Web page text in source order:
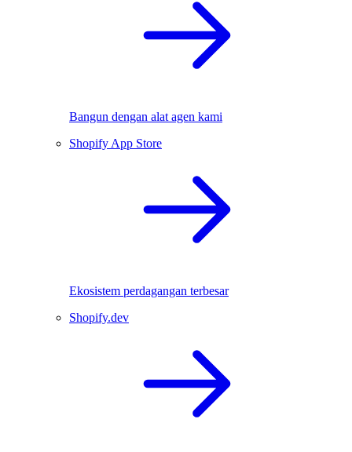
Bangun dengan alat agen kami
Shopify App Store
Ekosistem perdagangan terbesar
Shopify.dev